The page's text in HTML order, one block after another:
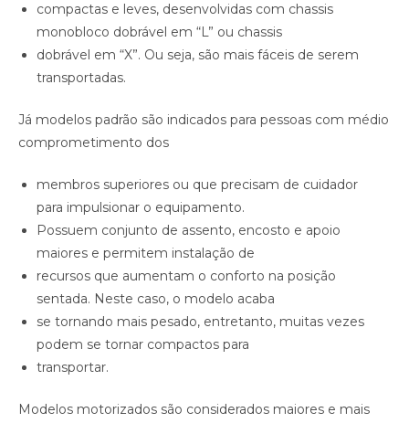
compactas e leves, desenvolvidas com chassis
monobloco dobrável em “L” ou chassis
dobrável em “X”. Ou seja, são mais fáceis de serem
transportadas.
Já modelos padrão são indicados para pessoas com médio
comprometimento dos
membros superiores ou que precisam de cuidador
para impulsionar o equipamento.
Possuem conjunto de assento, encosto e apoio
maiores e permitem instalação de
recursos que aumentam o conforto na posição
sentada. Neste caso, o modelo acaba
se tornando mais pesado, entretanto, muitas vezes
podem se tornar compactos para
transportar.
Modelos motorizados são considerados maiores e mais